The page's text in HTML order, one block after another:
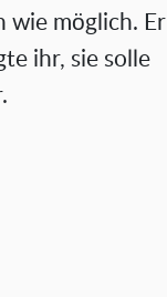
wie möglich. Er
ihr, sie solle